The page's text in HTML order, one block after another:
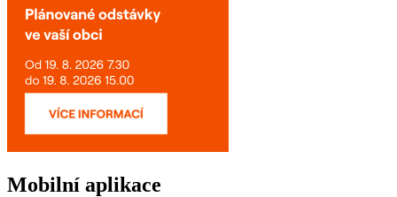
Mobilní aplikace